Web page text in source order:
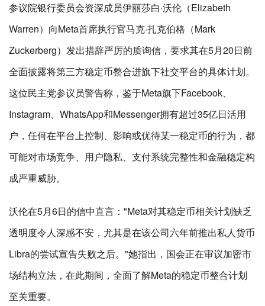
参议院银行委员会资深成员伊丽莎白·沃伦（Elizabeth
Warren）向Meta首席执行官马克·扎克伯格（Mark
Zuckerberg）发出措辞严厉的质询信，要求其在5月20日前
全面披露将第三方稳定币整合进旗下社交平台的具体计划。
这位民主党参议员警告称，鉴于Meta旗下Facebook、
Instagram、WhatsApp和Messenger拥有超过35亿日活用
户，任何在平台上控制、影响或优待某一稳定币的行为，都
可能对市场竞争、用户隐私、支付系统完整性和金融稳定构
成严重威胁。
沃伦在5月6日的信中直言："Meta对其稳定币相关计划缺乏
透明度令人深感不安，尤其是在该公司六年前推出私人货币
Libra的尝试宣告失败之后。"她指出，国会正在审议加密市
场结构立法，在此期间，全面了解Meta的稳定币整合计划
至关重要。